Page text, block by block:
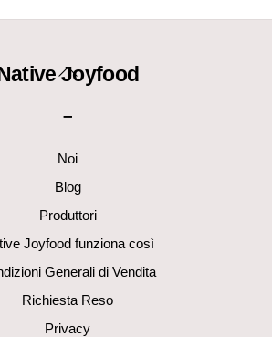
Back
Joyfood
–
Noi
Blog
Produttori
Joyfood funziona così
Generali di Vendita
Richiesta Reso
Privacy